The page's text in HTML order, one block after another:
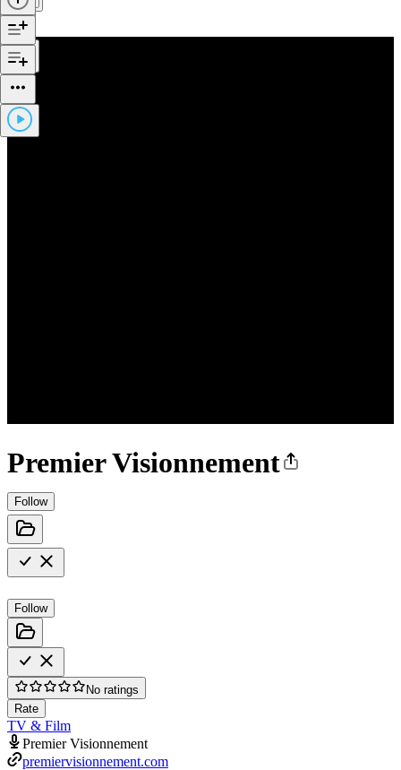
Premier Visionnement
Follow
Follow
No ratings
Rate
TV & Film
Premier Visionnement
premiervisionnement.com